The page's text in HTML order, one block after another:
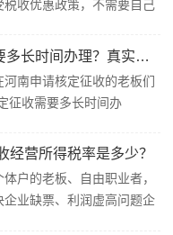
税收优惠政策，不需要自己
增值税！年开票450万，综
行业，尤其适合成本票缺失
小账一起了解一下...
河南核定征收需要多长时间办理？真实案例流程时间！
南申请核定征收的老板们
征收需要多长时间办
8万多！而有的老板办理
为什么会有这么大的差别
一起来...
经营所得税率是多少？
户的老板、自由职业者，
企业缺票、利润虚高问题企